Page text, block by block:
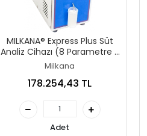
MILKANA® Express Plus Süt
Analiz Cihazı (8 Parametre /
45 Saniye)
Milkana
178.254,43 TL
Adet